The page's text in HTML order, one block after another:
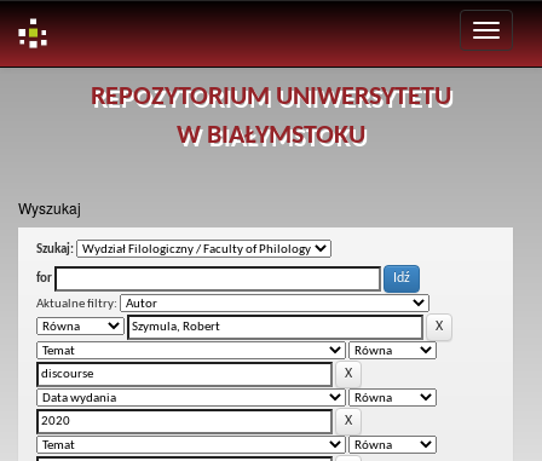
REPOZYTORIUM UNIWERSYTETU
W BIAŁYMSTOKU
Wyszukaj
Szukaj:
for
Aktualne filtry: